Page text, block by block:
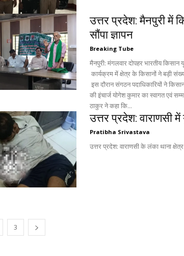
उत्तर प्रदेश: मैनपुरी में
सौंपा ज्ञापन
Breaking Tube
मैनपुरी: मंगलवार दोपहर भारतीय
कार्यक्रम में क्षेत्र के किसानों ने बड़ी
इस दौरान संगठन पदाधिकारियों ने
की इंचार्ज योगेश कुमार का स्वागत एवं सम्मान किया गया। साथ ही क्षेत्र के ट्रैक्टर मालिकों को भी सम्मानित किया गया। कार्यक्रम
ठाकुर ने कहा कि...
उत्तर प्रदेश:
Pratibha Srivastava
उत्तर प्रदेश: वाराणसी के लंका थाना
3